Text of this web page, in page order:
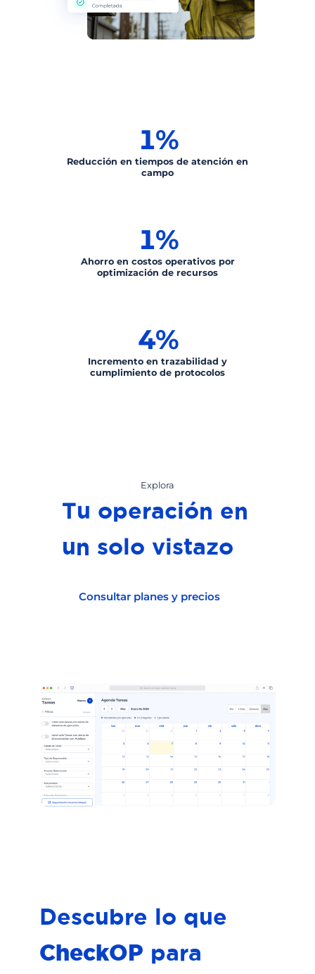
1%
Reducción en tiempos de atención en
campo
1%
Ahorro en costos operativos por
optimización de recursos
4%
Incremento en trazabilidad y
cumplimiento de protocolos
Explora
Tu operación en
un solo vistazo
Consultar planes y precios
Descubre lo que
CheckOP para